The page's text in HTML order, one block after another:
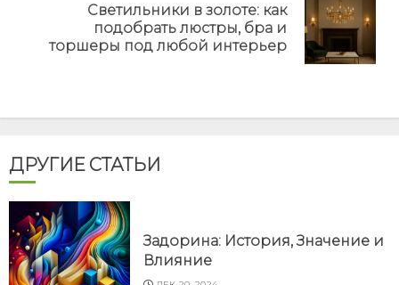
post:
Светильники в золоте: как
подобрать люстры, бра и
торшеры под любой интерьер
ДРУГИЕ СТАТЬИ
Задорина: История, Значение и
Влияние